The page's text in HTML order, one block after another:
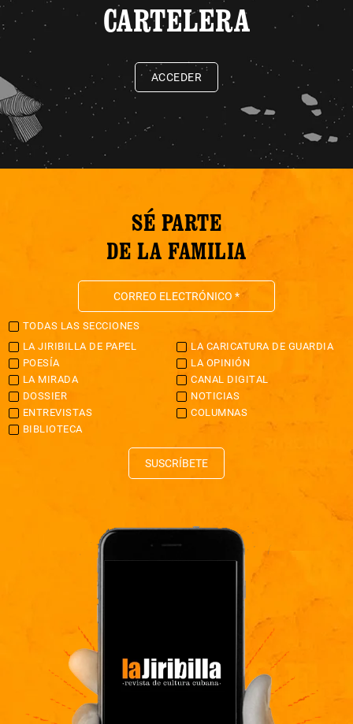
CARTELERA
ACCEDER
SÉ PARTE
DE LA FAMILIA
TODAS LAS SECCIONES
LA JIRIBILLA DE PAPEL
LA CARICATURA DE GUARDIA
POESÍA
LA OPINIÓN
LA MIRADA
CANAL DIGITAL
DOSSIER
NOTICIAS
ENTREVISTAS
COLUMNAS
BIBLIOTECA
SUSCRÍBETE